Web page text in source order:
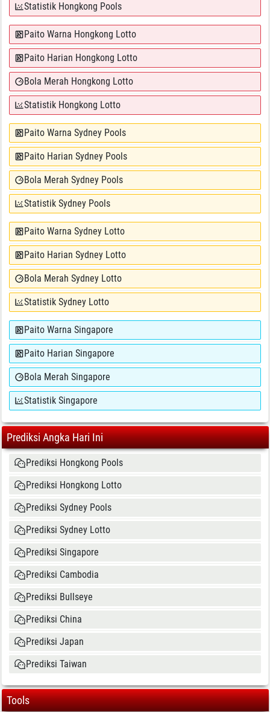
Statistik Hongkong Pools
Paito Warna Hongkong Lotto
Paito Harian Hongkong Lotto
Bola Merah Hongkong Lotto
Statistik Hongkong Lotto
Paito Warna Sydney Pools
Paito Harian Sydney Pools
Bola Merah Sydney Pools
Statistik Sydney Pools
Paito Warna Sydney Lotto
Paito Harian Sydney Lotto
Bola Merah Sydney Lotto
Statistik Sydney Lotto
Paito Warna Singapore
Paito Harian Singapore
Bola Merah Singapore
Statistik Singapore
Prediksi Angka Hari Ini
Prediksi Hongkong Pools
Prediksi Hongkong Lotto
Prediksi Sydney Pools
Prediksi Sydney Lotto
Prediksi Singapore
Prediksi Cambodia
Prediksi Bullseye
Prediksi China
Prediksi Japan
Prediksi Taiwan
Tools